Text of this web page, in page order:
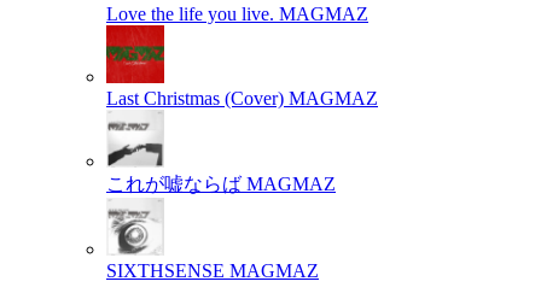
Love the life you live. MAGMAZ
Last Christmas (Cover) MAGMAZ
これが嘘ならば MAGMAZ
SIXTHSENSE MAGMAZ